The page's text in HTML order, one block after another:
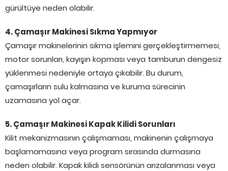
gürültüye neden olabilir.
4. Çamaşır Makinesi Sıkma Yapmıyor
Çamaşır makinelerinin sıkma işlemini gerçekleştirmemesi,
motor sorunları, kayışın kopması veya tamburun dengesiz
yüklenmesi nedeniyle ortaya çıkabilir. Bu durum,
çamaşırların sulu kalmasına ve kuruma sürecinin
uzamasına yol açar.
5. Çamaşır Makinesi Kapak Kilidi Sorunları
Kilit mekanizmasının çalışmaması, makinenin çalışmaya
başlamamasına veya program sırasında durmasına
neden olabilir. Kapak kilidi sensörünün arızalanması veya